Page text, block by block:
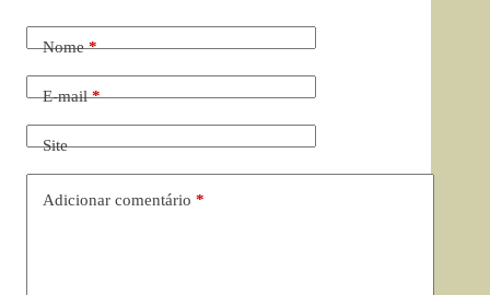
Nome*
E-mail*
Site
Adicionar comentário *